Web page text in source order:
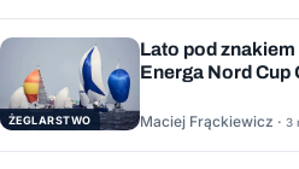
ŻEGLARSTWO
Lato pod
Energa Nord Cup
Maciej Frąckiewicz · 3